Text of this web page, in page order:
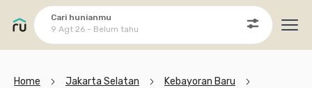
Cari hunianmu
9 Agt 26 - Belum tahu
Home Jakarta Selatan
Kebayoran Baru